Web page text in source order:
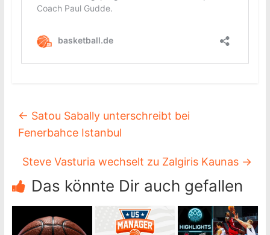
← Satou Sabally unterschreibt bei
Fenerbahce Istanbul
Steve Vasturia wechselt zu Zalgiris Kaunas →
Das könnte Dir auch gefallen